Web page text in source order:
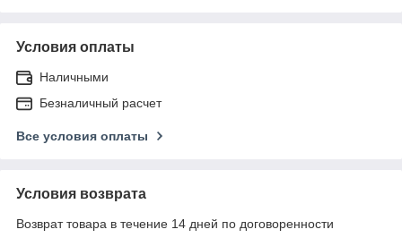
Условия оплаты
Наличными
Безналичный расчет
Все условия оплаты
Условия возврата
Возврат товара в течение 14 дней по договоренности